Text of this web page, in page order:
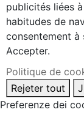
publicités liées
habitudes de
consentement
Accepter.
Politique de
Rejeter tout
Preferenze dei